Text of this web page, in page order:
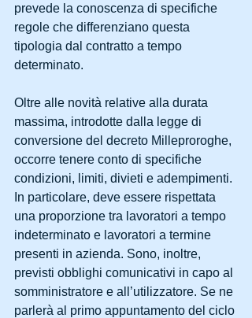
prevede la conoscenza di specifiche
regole che differenziano questa
tipologia dal contratto a tempo
determinato.
Oltre alle novità relative alla durata
massima, introdotte dalla legge di
conversione del decreto Milleproroghe,
occorre tenere conto di specifiche
condizioni, limiti, divieti e adempimenti.
In particolare, deve essere rispettata
una proporzione tra lavoratori a tempo
indeterminato e lavoratori a termine
presenti in azienda. Sono, inoltre,
previsti obblighi comunicativi in capo al
somministratore e all’utilizzatore. Se ne
parlerà al primo appuntamento del ciclo